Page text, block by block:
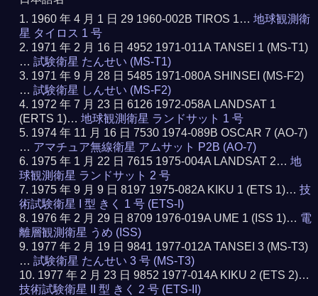
1960 年 4 月 1 日 29 1960-002B TIROS 1…地球観測衛
星 タイロス 1 号
1971 年 2 月 16 日 4952 1971-011A TANSEI 1 (MS-T1)
…試験衛星 たんせい (MS-T1)
1971 年 9 月 28 日 5485 1971-080A SHINSEI (MS-F2)
…試験衛星 しんせい (MS-F2)
1972 年 7 月 23 日 6126 1972-058A LANDSAT 1
(ERTS 1)…地球観測衛星 ランドサット 1 号
1974 年 11 月 16 日 7530 1974-089B OSCAR 7 (AO-7)
… アマチュア無線衛星 アムサット P2B (AO-7)
1975 年 1 月 22 日 7615 1975-004A LANDSAT 2…地
球観測衛星 ランドサット 2 号
1975 年 9 月 9 日 8197 1975-082A KIKU 1 (ETS 1)…技
術試験衛星 I 型 きく 1 号 (ETS-I)
1976 年 2 月 29 日 8709 1976-019A UME 1 (ISS 1)… 電
離層観測衛星 うめ (ISS)
1977 年 2 月 19 日 9841 1977-012A TANSEI 3 (MS-T3)
…試験衛星 たんせい 3 号 (MS-T3)
1977 年 2 月 23 日 9852 1977-014A KIKU 2 (ETS 2)…
技術試験衛星 II 型 きく 2 号 (ETS-II)